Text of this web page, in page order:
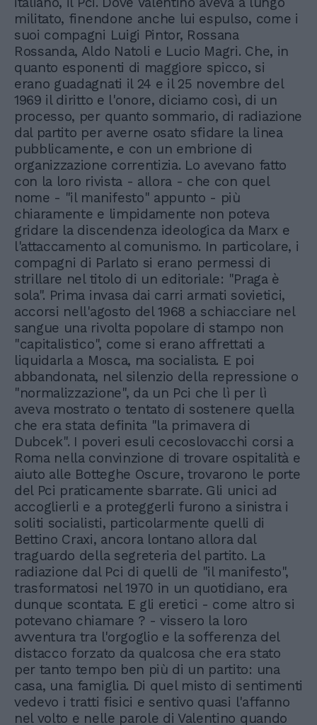
militato, finendone anche lui espulso, come i
suoi compagni Luigi Pintor, Rossana
Rossanda, Aldo Natoli e Lucio Magri. Che, in
quanto esponenti di maggiore spicco, si
erano guadagnati il 24 e il 25 novembre del
1969 il diritto e l'onore, diciamo così, di un
processo, per quanto sommario, di radiazione
dal partito per averne osato sfidare la linea
pubblicamente, e con un embrione di
organizzazione correntizia. Lo avevano fatto
con la loro rivista - allora - che con quel
nome - "il manifesto" appunto - più
chiaramente e limpidamente non poteva
gridare la discendenza ideologica da Marx e
l'attaccamento al comunismo. In particolare, i
compagni di Parlato si erano permessi di
strillare nel titolo di un editoriale: "Praga è
sola". Prima invasa dai carri armati sovietici,
accorsi nell'agosto del 1968 a schiacciare nel
sangue una rivolta popolare di stampo non
"capitalistico", come si erano affrettati a
liquidarla a Mosca, ma socialista. E poi
abbandonata, nel silenzio della repressione o
"normalizzazione", da un Pci che lì per lì
aveva mostrato o tentato di sostenere quella
che era stata definita "la primavera di
Dubcek". I poveri esuli cecoslovacchi corsi a
Roma nella convinzione di trovare ospitalità e
aiuto alle Botteghe Oscure, trovarono le porte
del Pci praticamente sbarrate. Gli unici ad
accoglierli e a proteggerli furono a sinistra i
soliti socialisti, particolarmente quelli di
Bettino Craxi, ancora lontano allora dal
traguardo della segreteria del partito. La
radiazione dal Pci di quelli de "il manifesto",
trasformatosi nel 1970 in un quotidiano, era
dunque scontata. E gli eretici - come altro si
potevano chiamare ? - vissero la loro
avventura tra l'orgoglio e la sofferenza del
distacco forzato da qualcosa che era stato
per tanto tempo ben più di un partito: una
casa, una famiglia. Di quel misto di sentimenti
vedevo i tratti fisici e sentivo quasi l'affanno
nel volto e nelle parole di Valentino quando